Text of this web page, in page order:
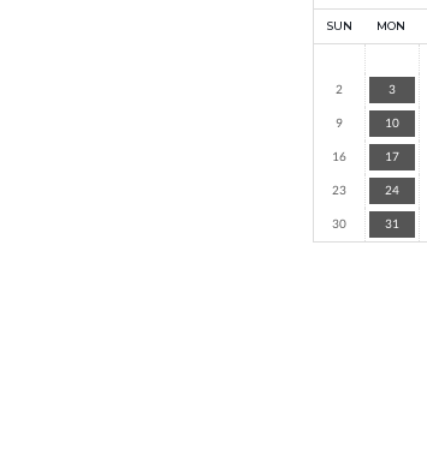
SUN MON
2
3
9 10
16 17
23 24
30 31